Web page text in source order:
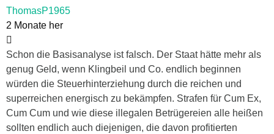
ThomasP1965
2 Monate her
Schon die Basisanalyse ist falsch. Der Staat hätte mehr als
genug Geld, wenn Klingbeil und Co. endlich beginnen
würden die Steuerhinterziehung durch die reichen und
superreichen energisch zu bekämpfen. Strafen für Cum Ex,
Cum Cum und wie diese illegalen Betrügereien alle heißen
sollten endlich auch diejenigen, die davon profitierten